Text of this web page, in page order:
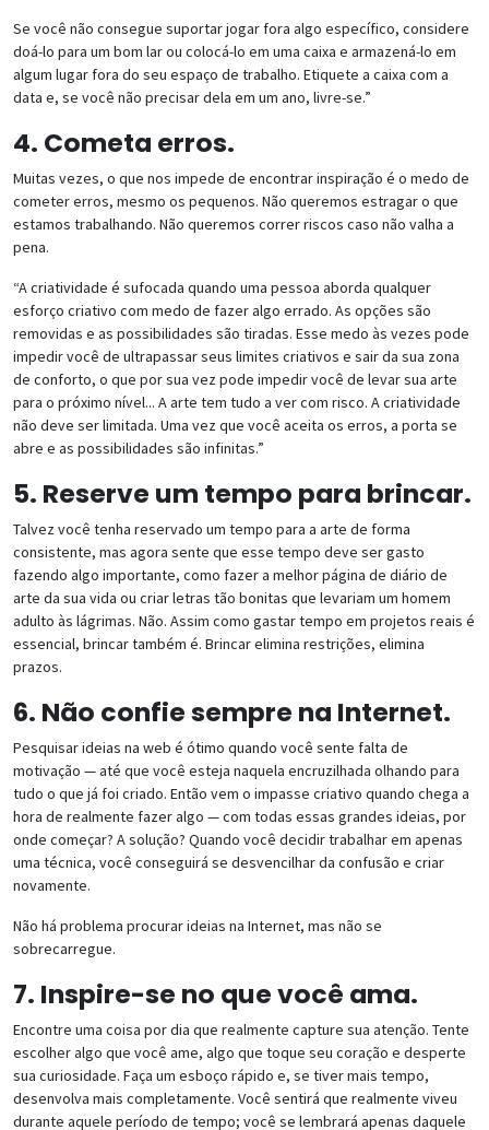
Se você não consegue suportar jogar fora algo específico, considere
doá-lo para um bom lar ou colocá-lo em uma caixa e armazená-lo em
algum lugar fora do seu espaço de trabalho. Etiquete a caixa com a
data e, se você não precisar dela em um ano, livre-se.”
4. Cometa erros.
Muitas vezes, o que nos impede de encontrar inspiração é o medo de
cometer erros, mesmo os pequenos. Não queremos estragar o que
estamos trabalhando. Não queremos correr riscos caso não valha a
pena.
“A criatividade é sufocada quando uma pessoa aborda qualquer
esforço criativo com medo de fazer algo errado. As opções são
removidas e as possibilidades são tiradas. Esse medo às vezes pode
impedir você de ultrapassar seus limites criativos e sair da sua zona
de conforto, o que por sua vez pode impedir você de levar sua arte
para o próximo nível... A arte tem tudo a ver com risco. A criatividade
não deve ser limitada. Uma vez que você aceita os erros, a porta se
abre e as possibilidades são infinitas.”
5. Reserve um tempo para brincar.
Talvez você tenha reservado um tempo para a arte de forma
consistente, mas agora sente que esse tempo deve ser gasto
fazendo algo importante, como fazer a melhor página de diário de
arte da sua vida ou criar letras tão bonitas que levariam um homem
adulto às lágrimas. Não. Assim como gastar tempo em projetos reais é
essencial, brincar também é. Brincar elimina restrições, elimina
prazos.
6. Não confie sempre na Internet.
Pesquisar ideias na web é ótimo quando você sente falta de
motivação — até que você esteja naquela encruzilhada olhando para
tudo o que já foi criado. Então vem o impasse criativo quando chega a
hora de realmente fazer algo — com todas essas grandes ideias, por
onde começar? A solução? Quando você decidir trabalhar em apenas
uma técnica, você conseguirá se desvencilhar da confusão e criar
novamente.
Não há problema procurar ideias na Internet, mas não se
sobrecarregue.
7. Inspire-se no que você ama.
Encontre uma coisa por dia que realmente capture sua atenção. Tente
escolher algo que você ame, algo que toque seu coração e desperte
sua curiosidade. Faça um esboço rápido e, se tiver mais tempo,
desenvolva mais completamente. Você sentirá que realmente viveu
durante aquele período de tempo; você se lembrará apenas daquele